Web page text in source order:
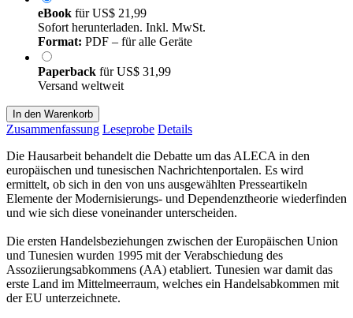
eBook fürUS$ 21,99
Sofort herunterladen. Inkl. MwSt.
Format: PDF – für alle Geräte
Paperback fürUS$ 31,99
Versand weltweit
In den Warenkorb
Zusammenfassung Leseprobe Details
Die Hausarbeit behandelt die Debatte um das ALECA in den
europäischen und tunesischen Nachrichtenportalen. Es wird
ermittelt, ob sich in den von uns ausgewählten Presseartikeln
Elemente der Modernisierungs- und Dependenztheorie wiederfinden
und wie sich diese voneinander unterscheiden.
Die ersten Handelsbeziehungen zwischen der Europäischen Union
und Tunesien wurden 1995 mit der Verabschiedung des
Assoziierungsabkommens (AA) etabliert. Tunesien war damit das
erste Land im Mittelmeerraum, welches ein Handelsabkommen mit
der EU unterzeichnete.